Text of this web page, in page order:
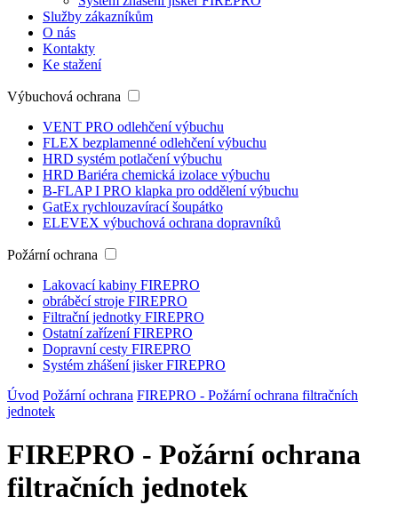
Služby zákazníkům
O nás
Kontakty
Ke stažení
Výbuchová ochrana
VENT PRO odlehčení výbuchu
FLEX bezplamenné odlehčení výbuchu
HRD systém potlačení výbuchu
HRD Bariéra chemická izolace výbuchu
B-FLAP I PRO klapka pro oddělení výbuchu
GatEx rychlouzavírací šoupátko
ELEVEX výbuchová ochrana dopravníků
Požární ochrana
Lakovací kabiny FIREPRO
obráběcí stroje FIREPRO
Filtrační jednotky FIREPRO
Ostatní zařízení FIREPRO
Dopravní cesty FIREPRO
Systém zhášení jisker FIREPRO
Úvod Požární ochrana FIREPRO - Požární ochrana filtračních
jednotek
FIREPRO - Požární ochrana
filtračních jednotek